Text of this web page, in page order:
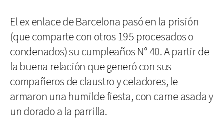
El ex enlace de Barcelona pasó en la prisión
(que comparte con otros 195 procesados o
condenados) su cumpleaños N° 40. A partir de
la buena relación que generó con sus
compañeros de claustro y celadores, le
armaron una humilde fiesta, con carne asada y
un dorado a la parrilla.